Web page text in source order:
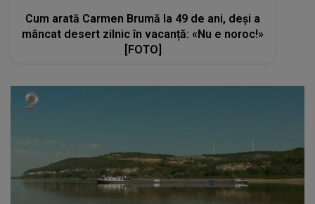
Cum arată Carmen Brumă la 49 de ani, deși a
mâncat desert zilnic în vacanță: «Nu e noroc!»
[FOTO]